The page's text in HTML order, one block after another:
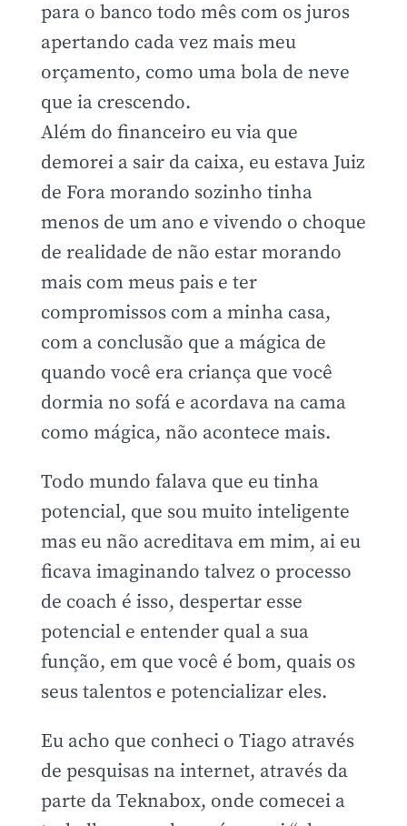
para o banco todo mês com os juros
apertando cada vez mais meu
orçamento, como uma bola de neve
que ia crescendo.
Além do financeiro eu via que
demorei a sair da caixa, eu estava Juiz
de Fora morando sozinho tinha
menos de um ano e vivendo o choque
de realidade de não estar morando
mais com meus pais e ter
compromissos com a minha casa,
com a conclusão que a mágica de
quando você era criança que você
dormia no sofá e acordava na cama
como mágica, não acontece mais.
Todo mundo falava que eu tinha
potencial, que sou muito inteligente
mas eu não acreditava em mim, ai eu
ficava imaginando talvez o processo
de coach é isso, despertar esse
potencial e entender qual a sua
função, em que você é bom, quais os
seus talentos e potencializar eles.
Eu acho que conheci o Tiago através
de pesquisas na internet, através da
parte da Teknabox, onde comecei a